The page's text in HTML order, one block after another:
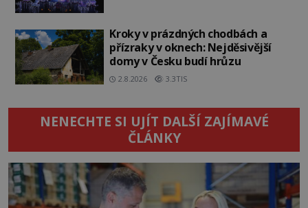
Kroky v prázdných chodbách a
přízraky v oknech: Nejděsivější
domy v Česku budí hrůzu
2.8.2026 3.3TIS
NENECHTE SI UJÍT DALŠÍ ZAJÍMAVÉ
ČLÁNKY